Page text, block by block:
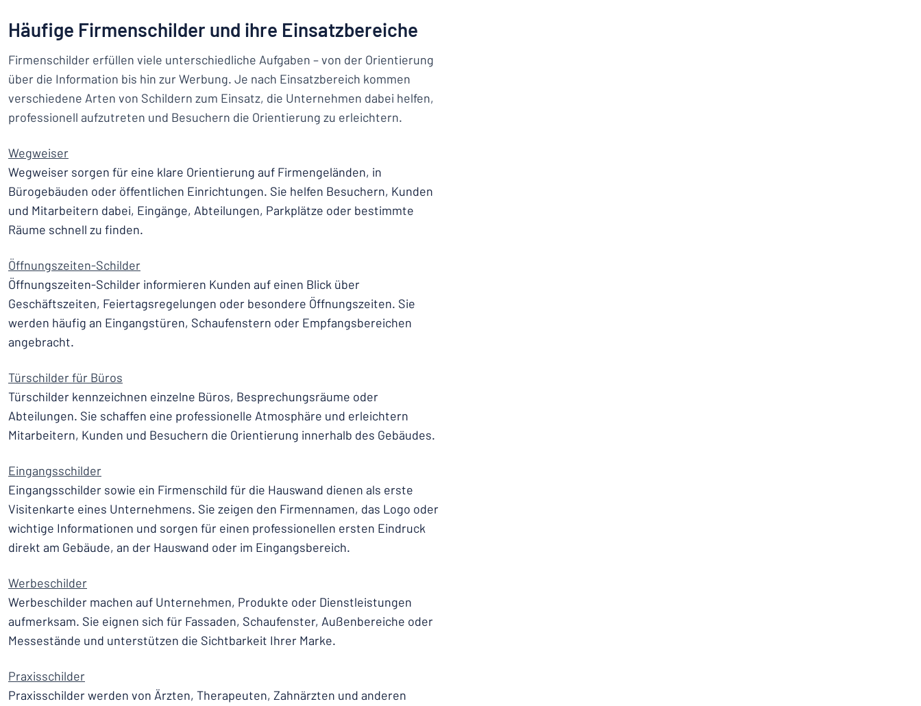
Häufige Firmenschilder und ihre Einsatzbereiche
Firmenschilder erfüllen viele unterschiedliche Aufgaben – von der Orientierung
über die Information bis hin zur Werbung. Je nach Einsatzbereich kommen
verschiedene Arten von Schildern zum Einsatz, die Unternehmen dabei helfen,
professionell aufzutreten und Besuchern die Orientierung zu erleichtern.
Wegweiser
Wegweiser sorgen für eine klare Orientierung auf Firmengeländen, in
Bürogebäuden oder öffentlichen Einrichtungen. Sie helfen Besuchern, Kunden
und Mitarbeitern dabei, Eingänge, Abteilungen, Parkplätze oder bestimmte
Räume schnell zu finden.
Öffnungszeiten-Schilder
Öffnungszeiten-Schilder informieren Kunden auf einen Blick über
Geschäftszeiten, Feiertagsregelungen oder besondere Öffnungszeiten. Sie
werden häufig an Eingangstüren, Schaufenstern oder Empfangsbereichen
angebracht.
Türschilder für Büros
Türschilder kennzeichnen einzelne Büros, Besprechungsräume oder
Abteilungen. Sie schaffen eine professionelle Atmosphäre und erleichtern
Mitarbeitern, Kunden und Besuchern die Orientierung innerhalb des Gebäudes.
Eingangsschilder
Eingangsschilder sowie ein Firmenschild für die Hauswand dienen als erste
Visitenkarte eines Unternehmens. Sie zeigen den Firmennamen, das Logo oder
wichtige Informationen und sorgen für einen professionellen ersten Eindruck
direkt am Gebäude, an der Hauswand oder im Eingangsbereich.
Werbeschilder
Werbeschilder machen auf Unternehmen, Produkte oder Dienstleistungen
aufmerksam. Sie eignen sich für Fassaden, Schaufenster, Außenbereiche oder
Messestände und unterstützen die Sichtbarkeit Ihrer Marke.
Praxisschilder
Praxisschilder werden von Ärzten, Therapeuten, Zahnärzten und anderen